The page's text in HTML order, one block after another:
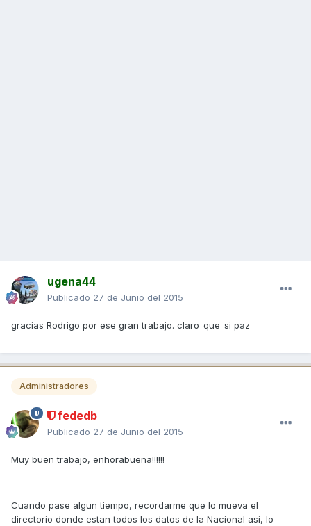
ugena44
Publicado 27 de Junio del 2015
gracias Rodrigo por ese gran trabajo. claro_que_si paz_
Administradores
fededb
Publicado 27 de Junio del 2015
Muy buen trabajo, enhorabuena!!!!!!
Cuando pase algun tiempo, recordarme que lo mueva el
directorio donde estan todos los datos de la Nacional asi, lo